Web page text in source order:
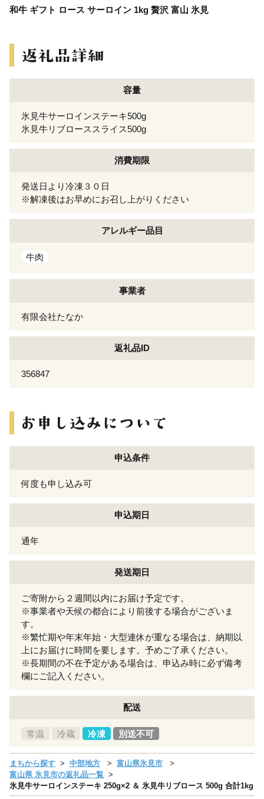
和牛 ギフト ロース サーロイン 1kg 贅沢 富山 氷見
容量
氷見牛サーロインステーキ500g
氷見牛リブローススライス500g
消費期限
発送日より冷凍３０日
※解凍後はお早めにお召し上がりください
アレルギー品目
牛肉
事業者
有限会社たなか
返礼品ID
356847
申込条件
何度も申し込み可
申込期日
通年
発送期日
ご寄附から２週間以内にお届け予定です。
※事業者や天候の都合により前後する場合がございま
す。
※繁忙期や年末年始・大型連休が重なる場合は、納期以
上にお届けに時間を要します。予めご了承ください。
※長期間の不在予定がある場合は、申込み時に必ず備考
欄にご記入ください。
配送
常温 冷蔵 冷凍 別送不可
まちから探す 中部地方
富山県氷見市
富山県 氷見市の返礼品一覧
氷見牛サーロインステーキ 250g×2 ＆ 氷見牛リブロース 500g 合計1kg